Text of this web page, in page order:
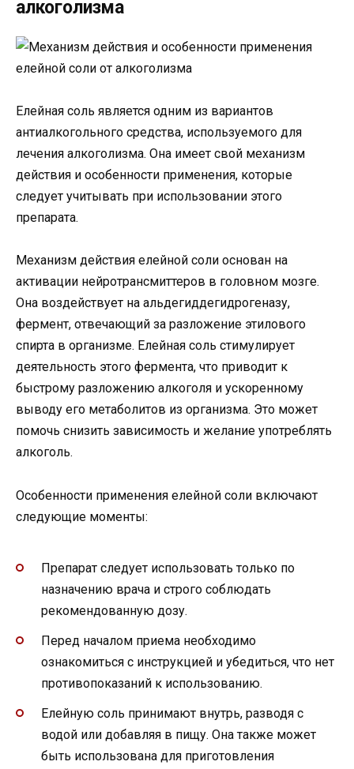
алкоголизма
Елейная соль является одним из вариантов
антиалкогольного средства, используемого для
лечения алкоголизма. Она имеет свой механизм
действия и особенности применения, которые
следует учитывать при использовании этого
препарата.
Механизм действия елейной соли основан на
активации нейротрансмиттеров в головном мозге.
Она воздействует на альдегиддегидрогеназу,
фермент, отвечающий за разложение этилового
спирта в организме. Елейная соль стимулирует
деятельность этого фермента, что приводит к
быстрому разложению алкоголя и ускоренному
выводу его метаболитов из организма. Это может
помочь снизить зависимость и желание употреблять
алкоголь.
Особенности применения елейной соли включают
следующие моменты:
Препарат следует использовать только по
назначению врача и строго соблюдать
рекомендованную дозу.
Перед началом приема необходимо
ознакомиться с инструкцией и убедиться, что нет
противопоказаний к использованию.
Елейную соль принимают внутрь, разводя с
водой или добавляя в пищу. Она также может
быть использована для приготовления